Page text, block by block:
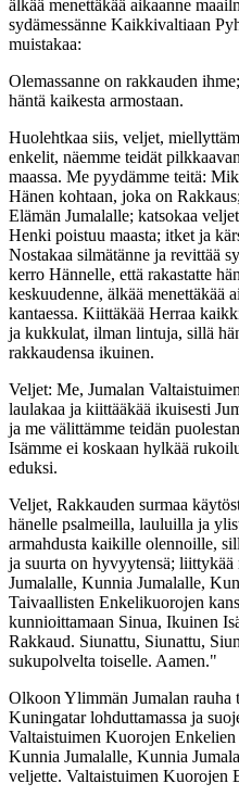
älkää menettäkää aikaanne
sydämessänne Kaikkivaltiaan
muistakaa:
Olemassanne on rakkauden
häntä kaikesta armostaan.
Huolehtkaa siis, veljet,
enkelit, näemme teidät
maassa. Me pyydämme teitä:
Hänen kohtaan, joka on
Elämän Jumalalle; katsokaa
Henki poistuu maasta; itket ja
Nostakaa silmätänne ja revittää
kerro Hännelle, että rakastatte
keskuudenne, älkää menettäkää
kantaessa. Kiittäkää Herraa
ja kukkulat, ilman lintuja, sillä
rakkaudensa ikuinen.
Veljet: Me, Jumalan
laulakaa ja kiittääkää ikuisesti
ja me välittämme teidän
Isämme ei koskaan hylkää
eduksi.
Veljet, Rakkauden surmaa
hänelle psalmeilla, lauluilla ja
armahdusta kaikille olennoille,
ja suurta on hyvyytensä;
Jumalalle, Kunnia Jumalalle,
Taivaallisten Enkelikuorojen
kunnioittamaan Sinua, Ikuinen
Rakkaud. Siunattu, Siunattu,
sukupolvelta toiselle. Aamen."
Olkoon Ylimmän Jumalan rauha
Kuningatar lohduttamassa ja
Valtaistuimen Kuorojen
Kunnia Jumalalle, Kunnia
veljette. Valtaistuimen Kuorojen